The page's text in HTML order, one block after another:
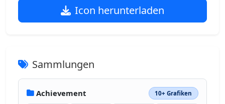
Icon herunterladen
Sammlungen
Achievement 10+ Grafiken